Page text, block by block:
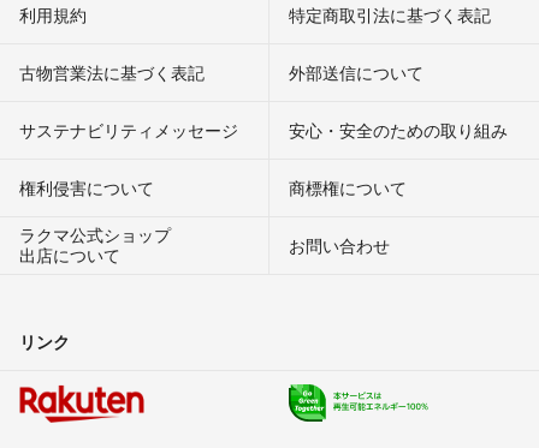
利用規約 特定商取引法に基づく表記
古物営業法に基づく表記 外部送信について
サステナビリティメッセージ 安心・安全のための取り組み
権利侵害について
商標権について
ラクマ公式ショップ
出店について
お問い合わせ
リンク